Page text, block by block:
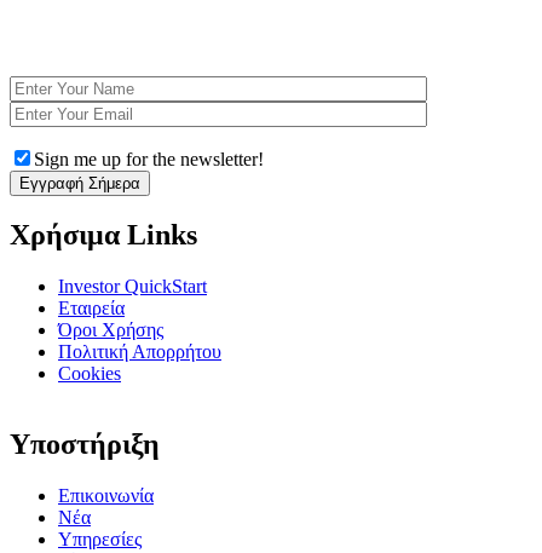
Sign me up for the newsletter!
Χρήσιμα Links
Investor QuickStart
Εταιρεία
Όροι Χρήσης
Πολιτική Απορρήτου
Cookies
Υποστήριξη
Επικοινωνία
Νέα
Υπηρεσίες